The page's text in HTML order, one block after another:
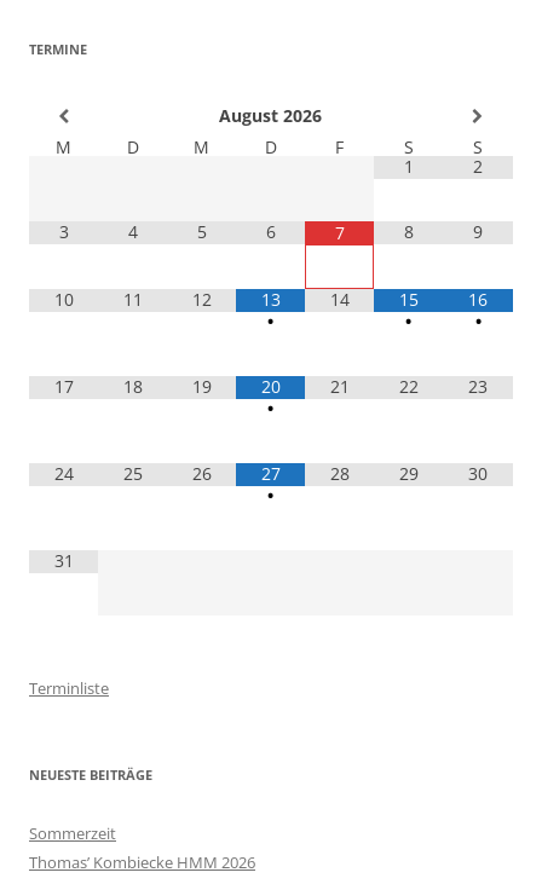
TERMINE
August 2026
M
D M D F S
S
1
2
3 4 5 6 7 8 9
10 11 12
13
•
14
15
•
16
•
17 18 19
20
•
21 22 23
24 25 26
27
•
28 29 30
31
Terminliste
NEUESTE BEITRÄGE
Sommerzeit
Thomas’ Kombiecke HMM 2026